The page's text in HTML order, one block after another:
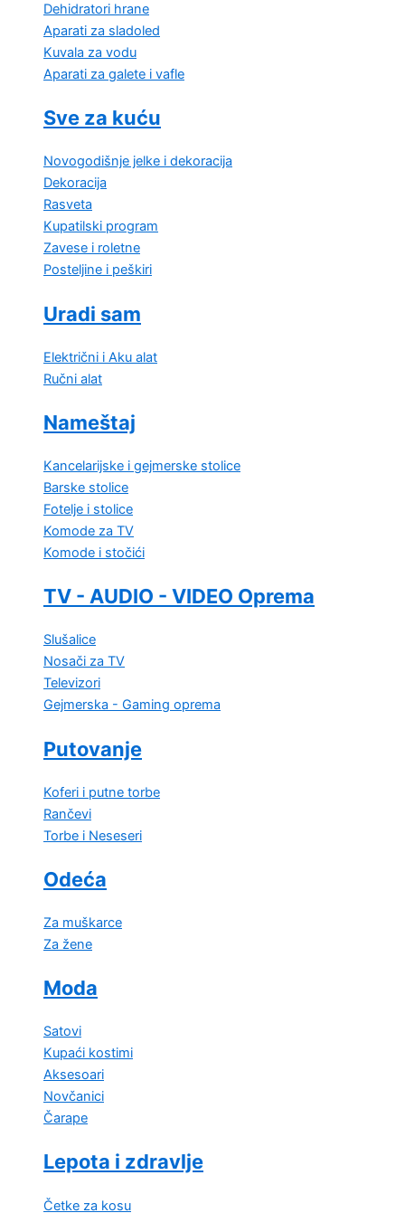
Dehidratori hrane
Aparati za sladoled
Kuvala za vodu
Aparati za galete i vafle
Sve za kuću
Novogodišnje jelke i dekoracija
Dekoracija
Rasveta
Kupatilski program
Zavese i roletne
Posteljine i peškiri
Uradi sam
Električni i Aku alat
Ručni alat
Nameštaj
Kancelarijske i gejmerske stolice
Barske stolice
Fotelje i stolice
Komode za TV
Komode i stočići
TV - AUDIO - VIDEO Oprema
Slušalice
Nosači za TV
Televizori
Gejmerska - Gaming oprema
Putovanje
Koferi i putne torbe
Rančevi
Torbe i Neseseri
Odeća
Za muškarce
Za žene
Moda
Satovi
Kupaći kostimi
Aksesoari
Novčanici
Čarape
Lepota i zdravlje
Četke za kosu